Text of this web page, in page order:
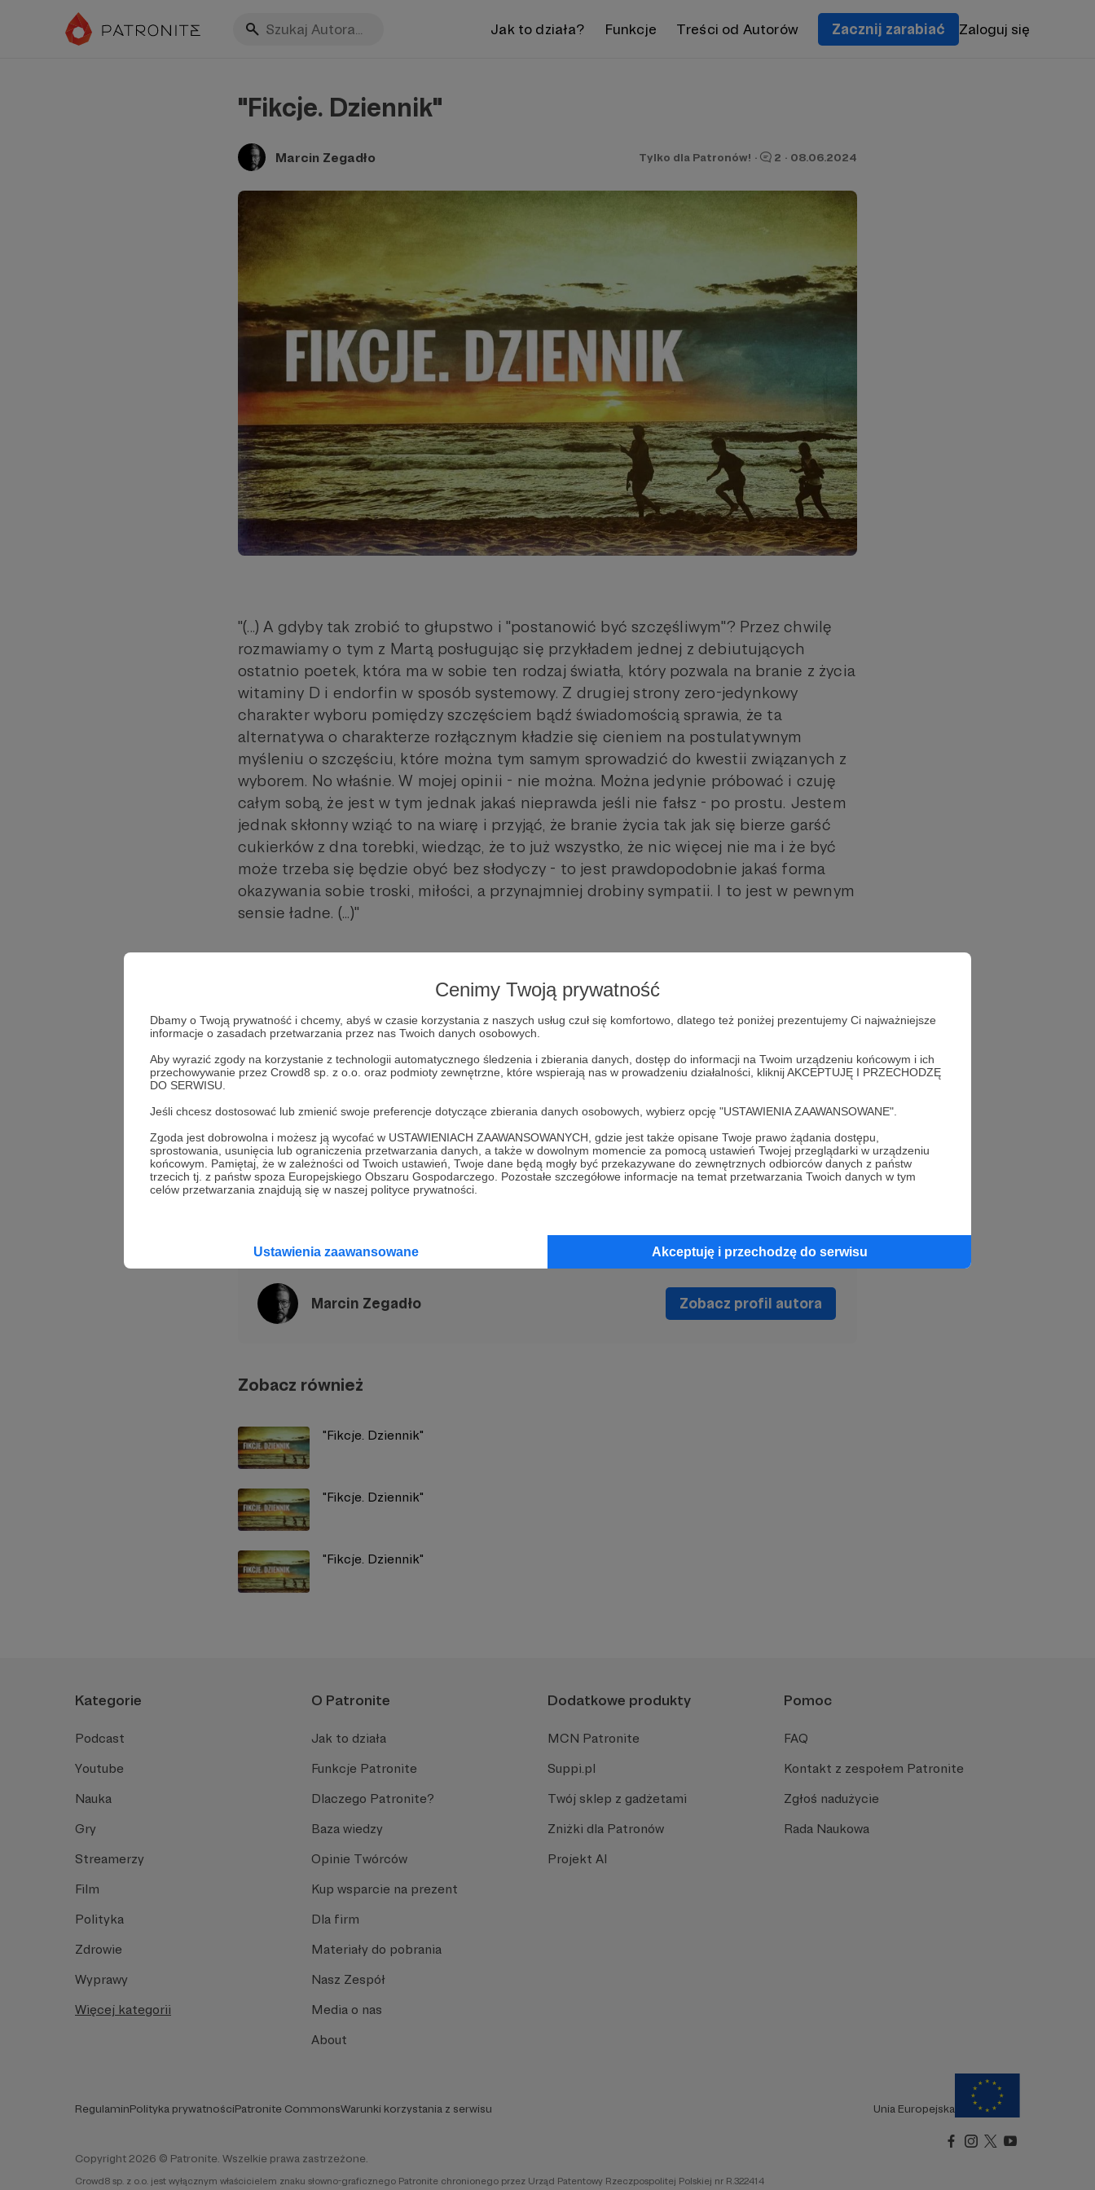
Cenimy Twoją prywatność
Dbamy o Twoją prywatność i chcemy, abyś w czasie korzystania z naszych usług czuł się komfortowo, dlatego też poniżej prezentujemy Ci najważniejsze
informacje o zasadach przetwarzania przez nas Twoich danych osobowych.
Aby wyrazić zgody na korzystanie z technologii automatycznego śledzenia i zbierania danych, dostęp do informacji na Twoim urządzeniu końcowym i ich
przechowywanie przez Crowd8 sp. z o.o. oraz podmioty zewnętrzne, które wspierają nas w prowadzeniu działalności, kliknij AKCEPTUJĘ I PRZECHODZĘ
DO SERWISU.
Jeśli chcesz dostosować lub zmienić swoje preferencje dotyczące zbierania danych osobowych, wybierz opcję "USTAWIENIA ZAAWANSOWANE".
Zgoda jest dobrowolna i możesz ją wycofać w USTAWIENIACH ZAAWANSOWANYCH, gdzie jest także opisane Twoje prawo żądania dostępu,
sprostowania, usunięcia lub ograniczenia przetwarzania danych, a także w dowolnym momencie za pomocą ustawień Twojej przeglądarki w urządzeniu
końcowym. Pamiętaj, że w zależności od Twoich ustawień, Twoje dane będą mogły być przekazywane do zewnętrznych odbiorców danych z państw
trzecich tj. z państw spoza Europejskiego Obszaru Gospodarczego. Pozostałe szczegółowe informacje na temat przetwarzania Twoich danych w tym
celów przetwarzania znajdują się w naszej polityce prywatności.
Ustawienia zaawansowane Akceptuję i przechodzę do serwisu
Jak to działa? Funkcje Treści od Autorów Zacznij zarabiać Zaloguj się
"Fikcje. Dziennik"
Marcin Zegadło Tylko dla Patronów! · 2 · 08.06.2024
"(...) A gdyby tak zrobić to głupstwo i "postanowić być szczęśliwym"? Przez chwilę
rozmawiamy o tym z Martą posługując się przykładem jednej z debiutujących
ostatnio poetek, która ma w sobie ten rodzaj światła, który pozwala na branie z życia
witaminy D i endorfin w sposób systemowy. Z drugiej strony zero-jedynkowy
charakter wyboru pomiędzy szczęściem bądź świadomością sprawia, że ta
alternatywa o charakterze rozłącznym kładzie się cieniem na postulatywnym
myśleniu o szczęściu, które można tym samym sprowadzić do kwestii związanych z
wyborem. No właśnie. W mojej opinii - nie można. Można jedynie próbować i czuję
całym sobą, że jest w tym jednak jakaś nieprawda jeśli nie fałsz - po prostu. Jestem
jednak skłonny wziąć to na wiarę i przyjąć, że branie życia tak jak się bierze garść
cukierków z dna torebki, wiedząc, że to już wszystko, że nic więcej nie ma i że być
może trzeba się będzie obyć bez słodyczy - to jest prawdopodobnie jakaś forma
okazywania sobie troski, miłości, a przynajmniej drobiny sympatii. I to jest w pewnym
sensie ładne. (...)"
Post dostępny tylko dla Patronów
Zostań Patronem
Zaloguj się
Marcin Zegadło Zobacz profil autora
Zobacz również
"Fikcje. Dziennik"
"Fikcje. Dziennik"
"Fikcje. Dziennik"
Kategorie
Podcast
Youtube
Nauka
Gry
Streamerzy
Film
Polityka
Zdrowie
Wyprawy
Więcej kategorii
O Patronite
Jak to działa
Funkcje Patronite
Dlaczego Patronite?
Baza wiedzy
Opinie Twórców
Kup wsparcie na prezent
Dla firm
Materiały do pobrania
Nasz Zespół
Media o nas
About
Dodatkowe produkty
MCN Patronite
Suppi.pl
Twój sklep z gadżetami
Zniżki dla Patronów
Projekt AI
Pomoc
FAQ
Kontakt z zespołem Patronite
Zgłoś nadużycie
Rada Naukowa
RegulaminPolityka prywatnościPatronite CommonsWarunki korzystania z serwisu Unia Europejska
Copyright 2026 © Patronite. Wszelkie prawa zastrzeżone.
Crowd8 sp. z o.o. jest wyłącznym właścicielem znaku słowno-graficznego Patronite chronionego przez Urząd Patentowy Rzeczpospolitej Polskiej nr R.322414